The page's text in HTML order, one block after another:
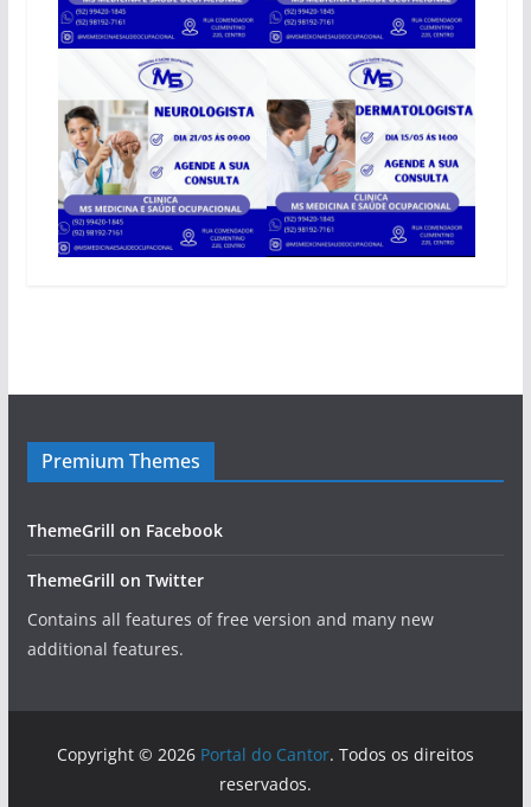
Premium Themes
ThemeGrill on Facebook
ThemeGrill on Twitter
Contains all features of free version and many new
additional features.
Copyright © 2026 Portal do Cantor. Todos os direitos
reservados.